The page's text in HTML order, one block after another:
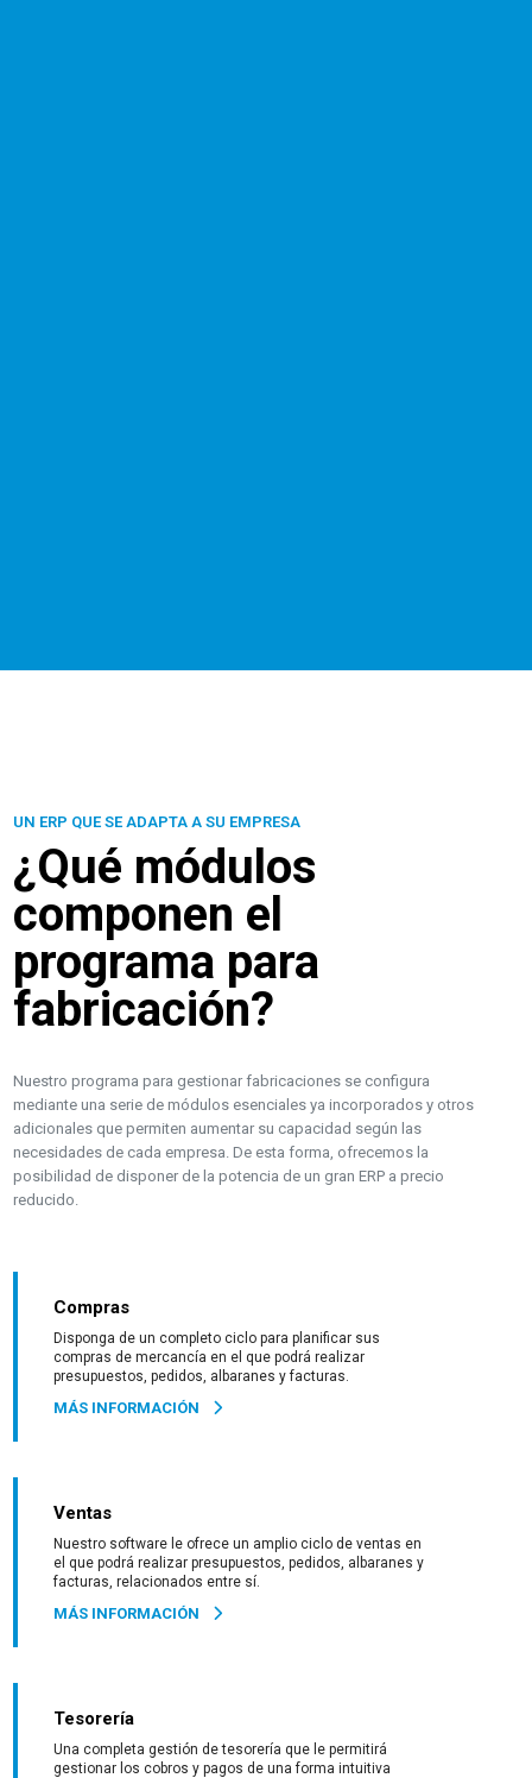
UN ERP QUE SE ADAPTA A SU EMPRESA
¿Qué módulos
componen el
programa para
fabricación?
Nuestro programa para gestionar fabricaciones se configura
mediante una serie de módulos esenciales ya incorporados y otros
adicionales que permiten aumentar su capacidad según las
necesidades de cada empresa. De esta forma, ofrecemos la
posibilidad de disponer de la potencia de un gran ERP a precio
reducido.
Compras
Disponga de un completo ciclo para planificar sus
compras de mercancía en el que podrá realizar
presupuestos, pedidos, albaranes y facturas.
MÁS INFORMACIÓN
Ventas
Nuestro software le ofrece un amplio ciclo de ventas en
el que podrá realizar presupuestos, pedidos, albaranes y
facturas, relacionados entre sí.
MÁS INFORMACIÓN
Tesorería
Una completa gestión de tesorería que le permitirá
gestionar los cobros y pagos de una forma intuitiva